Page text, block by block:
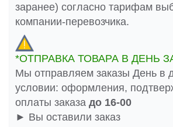
заранее) согласно тарифам
компании-перевозчика.
*ОТПРАВКА ТОВАРА В ДЕНЬ
Мы отправляем заказы День в
условии: оформления,
оплаты заказа до 16-00
► Вы оставили заказ